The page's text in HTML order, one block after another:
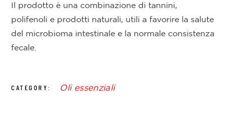
Il prodotto è una combinazione di tannini,
polifenoli e prodotti naturali, utili a favorire la salute
del microbioma intestinale e la normale consistenza
fecale.
CATEGORY: Oli essenziali